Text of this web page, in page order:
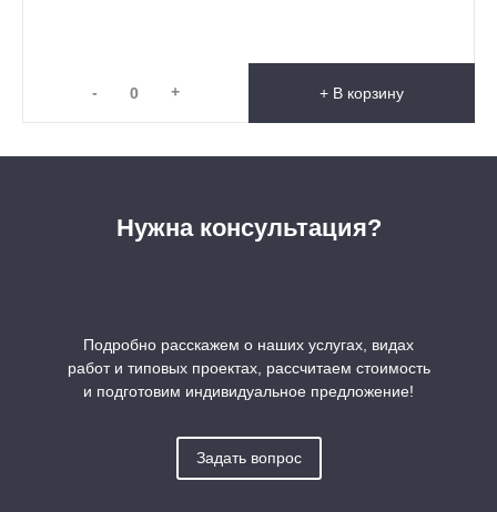
- + + В корзину
Нужна консультация?
Подробно расскажем о наших услугах, видах
работ и типовых проектах, рассчитаем стоимость
и подготовим индивидуальное предложение!
Задать вопрос